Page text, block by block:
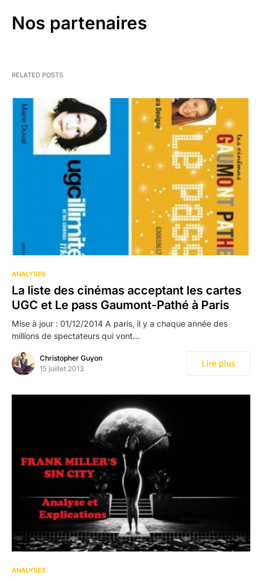
Nos partenaires
RELATED POSTS
ANALYSES
La liste des cinémas acceptant les cartes
UGC et Le pass Gaumont-Pathé à Paris
Mise à jour : 01/12/2014 A paris, il y a chaque année des
millions de spectateurs qui vont…
Christopher Guyon
15 juillet 2013
Lire plus
ANALYSES